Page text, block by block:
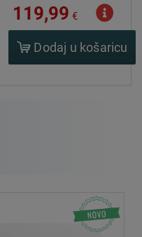
119,99 €
Dodaj u košaricu